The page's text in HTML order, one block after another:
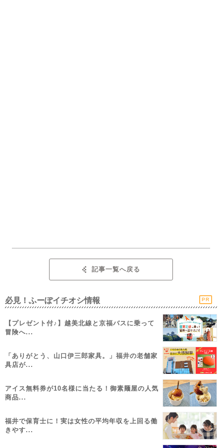
記事一覧へ戻る
必見！ふーぽイチオシ情報 PR
【プレゼント付♪】越美北線と京福バスに乗って
冒険へ...
「ありがとう、山口伊三郎家具。」福井の老舗家
具店が...
アイス無料券が10名様に当たる！御素麺屋の人気
商品...
福井で保育士に！実は女性の平均年収を上回る働
きやす...